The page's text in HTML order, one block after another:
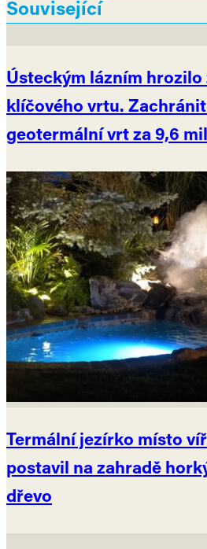
Související
Ústeckým lázním
klíčového vrtu.
geotermální vrt za 9,6
Termální jezírko místo
postavil na zahradě
dřevo